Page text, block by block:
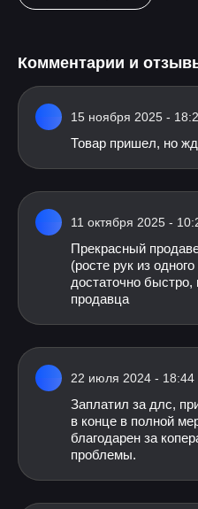
Комментарии и
15 ноября 2025 -
Товар пришел, но
11 октября 2025 -
Прекрасный
(росте рук из
достаточно
продавца
22 июля 2024 - 18:44
Заплатил за длс,
в конце в полной
благодарен за
проблемы.